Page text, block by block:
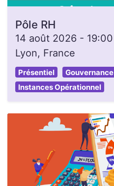
Pôle RH
14 août 2026 - 19:00
Lyon, France
Présentiel
Gouvernance
Instances Opérationnel